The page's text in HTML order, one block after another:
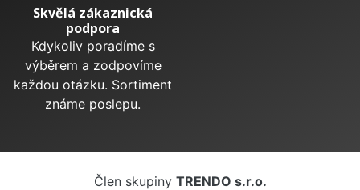
Skvělá zákaznická
podpora
Kdykoliv poradíme s
výběrem a zodpovíme
každou otázku. Sortiment
známe poslepu.
Člen skupiny TRENDO s.r.o.